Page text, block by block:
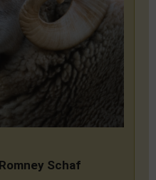
Schaf